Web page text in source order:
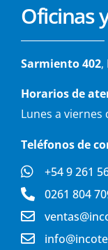
Oficinas
Sarmiento 402,
Horarios de
Lunes a viernes
Teléfonos de
+54 9 261
0261 804